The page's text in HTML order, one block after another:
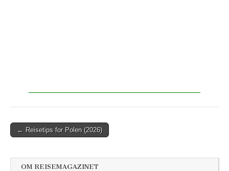
Post navigation
← Reisetips for Polen (2026)
OM REISEMAGAZINET